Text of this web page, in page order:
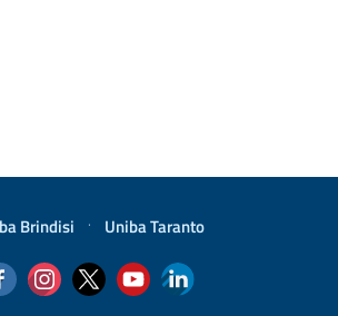
Brindisi · Uniba Taranto